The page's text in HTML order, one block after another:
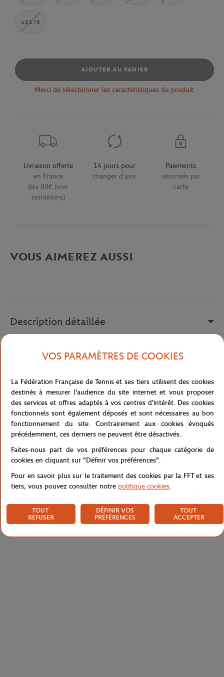
431/3
AJOUTER AU PANIER
Merci de sélectionner les caractéristiques du produit.
Livraison offerte
en France
dès 80€ (voir
conditions)
14 jours pour
changer d'avis
Paiements
sécurisés par
carte
VOUS AIMEREZ AUSSI
Description détaillée
Caractéristiques
Livraison et retours
VOS PARAMÈTRES DE COOKIES
La Fédération Française de Tennis et ses tiers utilisent des cookies
destinés à mesurer l'audience du site internet et vous proposer
des services et offres adaptés à vos centres d'intérêt. Des cookies
fonctionnels sont également déposés et sont nécessaires au bon
fonctionnement du site. Contrairement aux cookies évoqués
précédemment, ces derniers ne peuvent être désactivés.
Faites-nous part de vos préférences pour chaque catégorie de
cookies en cliquant sur "Définir vos préférences".
Pour en savoir plus sur le traitement des cookies par la FFT et ses
tiers, vous pouvez consulter notre politique cookies.
TOUT
REFUSER
DÉFINIR VOS
PRÉFÉRENCES
TOUT
ACCEPTER